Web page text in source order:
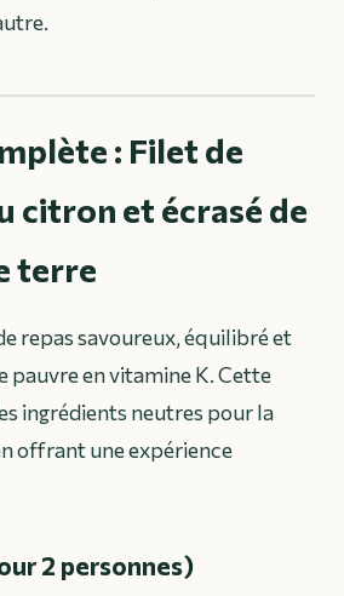
: Filet de
citron et écrasé de
terre
repas savoureux, équilibré et
pauvre en vitamine K. Cette
ingrédients neutres pour la
offrant une expérience
2 personnes)